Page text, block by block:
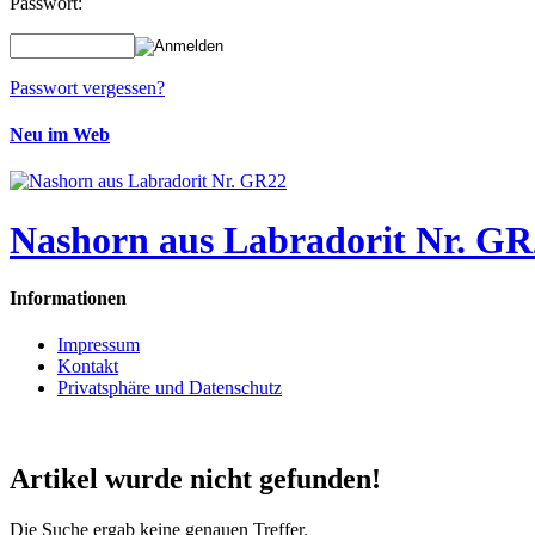
Passwort vergessen?
Neu im Web
Nashorn aus Labradorit Nr.
Informationen
Impressum
Kontakt
Privatsphäre und Datenschutz
Artikel wurde nicht gefunden!
Die Suche ergab keine genauen Treffer.